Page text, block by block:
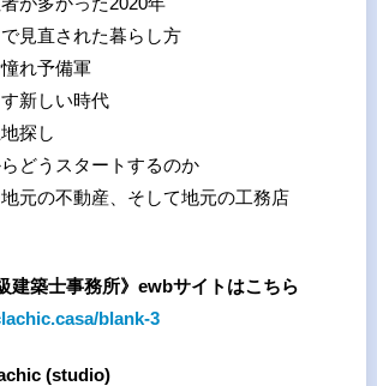
見直された暮らし方
れ予備軍
新しい時代
探し
どうスタートするのか
元の不動産、そして地元の工務店
建築士事務所》ewbサイトはこちら
blank-3
(studio)